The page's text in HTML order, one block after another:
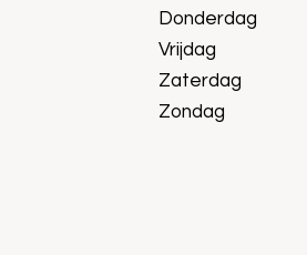
Donderdag
Vrijdag
Zaterdag
Zondag